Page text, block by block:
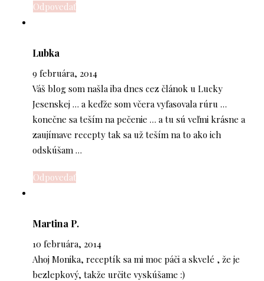
Odpovedať
Lubka
9 februára, 2014
Váš blog som našla iba dnes cez článok u Lucky
Jesenskej … a keďže som včera vyfasovala rúru …
konečne sa teším na pečenie … a tu sú veľmi krásne a
zaujímave recepty tak sa už teším na to ako ich
odskúšam …
Odpovedať
Martina P.
10 februára, 2014
Ahoj Monika, receptík sa mi moc páči a skvelé , že je
bezlepkový, takže určite vyskúšame :)